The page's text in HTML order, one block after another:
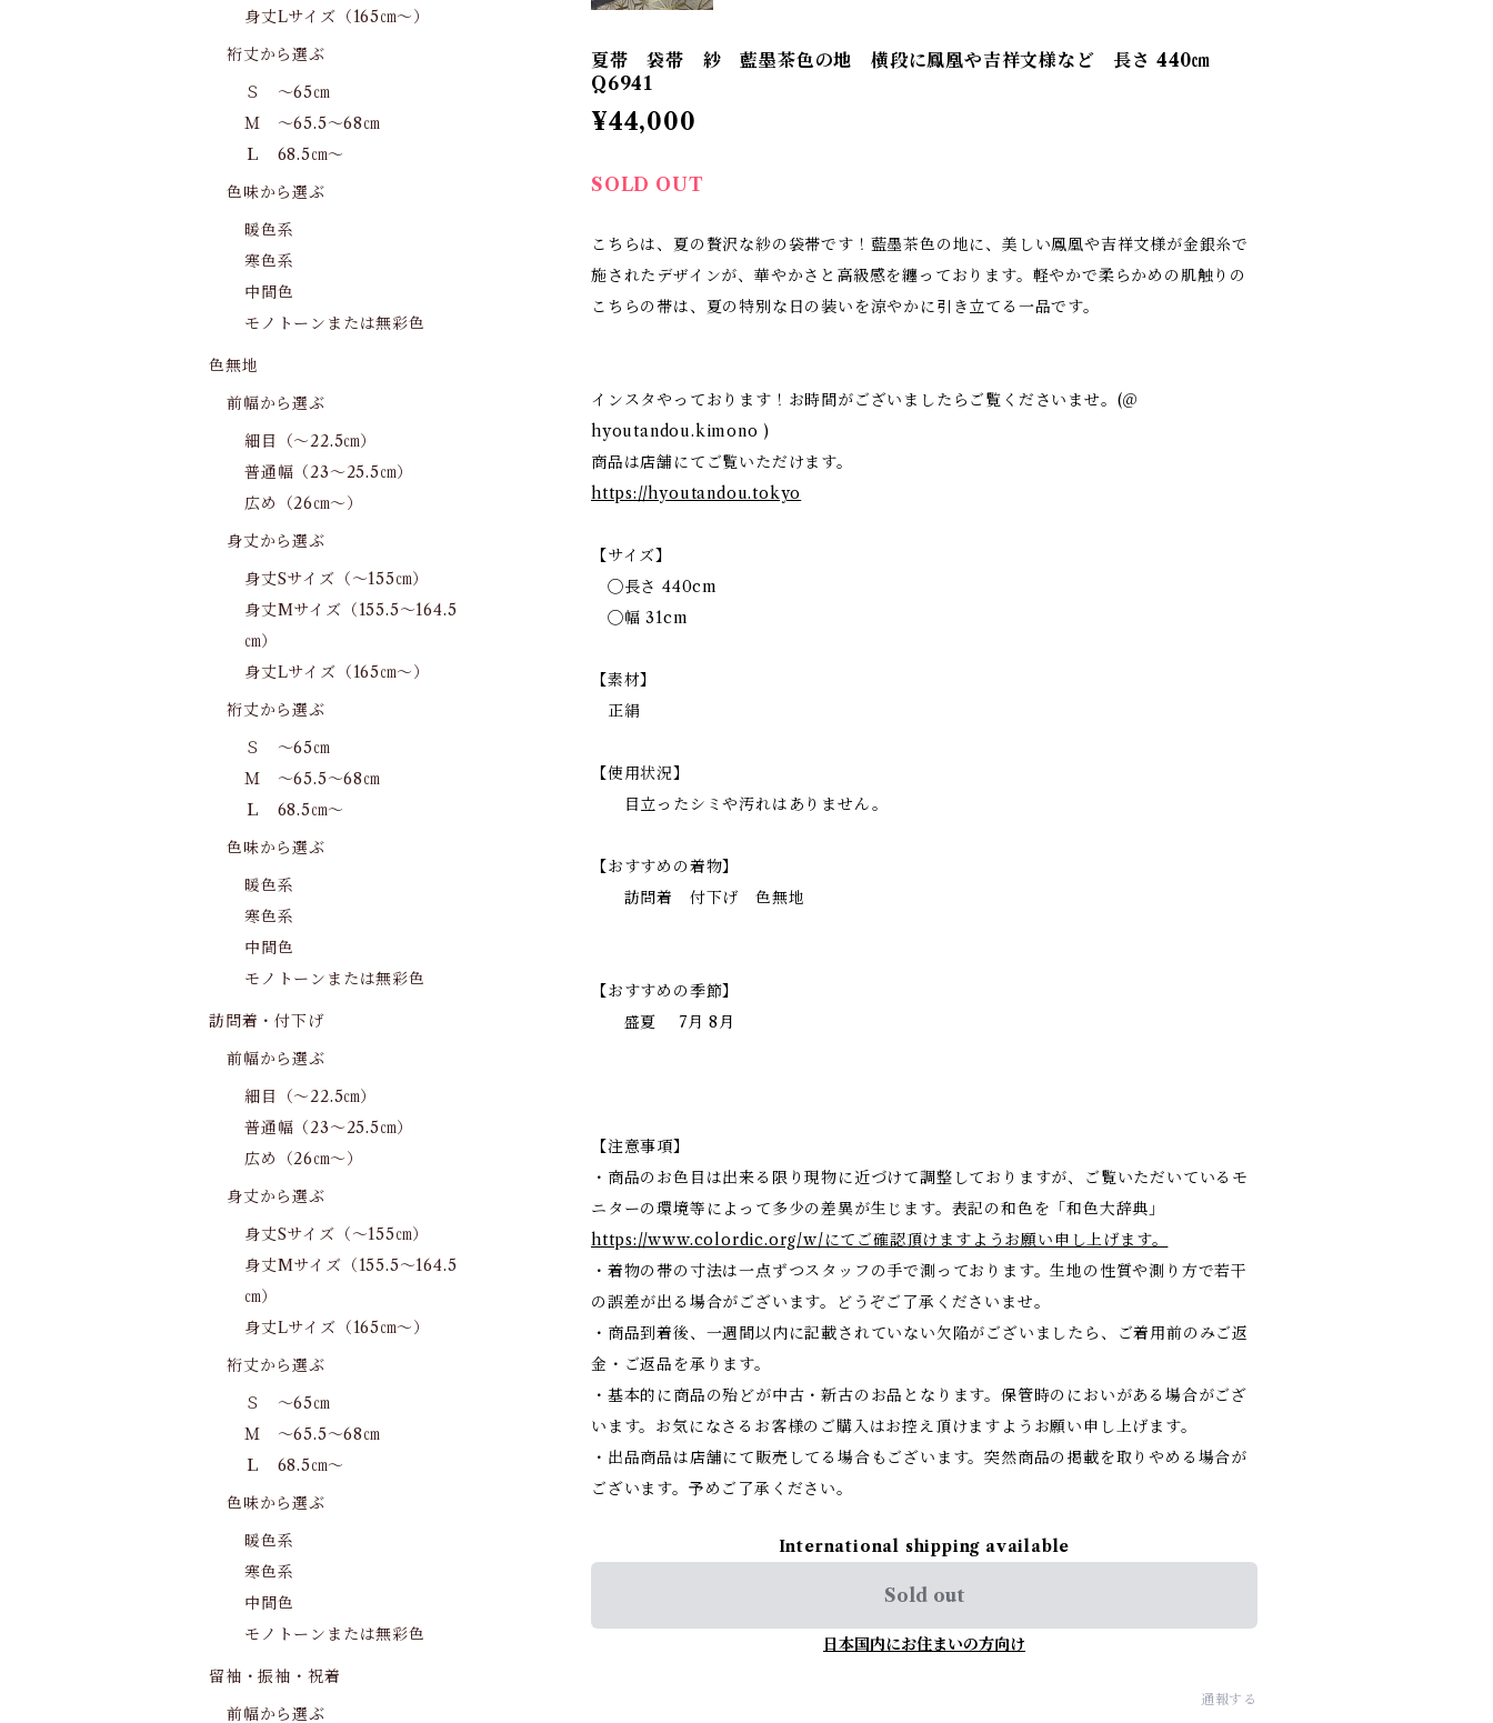
夏帯 袋帯 紗 藍墨茶色の地 横段に鳳凰や吉祥文様など 長さ 440㎝
Q6941
¥44,000
SOLD OUT
こちらは、夏の贅沢な紗の袋帯です！藍墨茶色の地に、美しい鳳凰や吉祥文様が金銀糸で
施されたデザインが、華やかさと高級感を纏っております。軽やかで柔らかめの肌触りの
こちらの帯は、夏の特別な日の装いを涼やかに引き立てる一品です。
インスタやっております！お時間がございましたらご覧くださいませ。(＠
hyoutandou.kimono )
商品は店舗にてご覧いただけます。
https://hyoutandou.tokyo
【サイズ】
◯長さ 440cm
◯幅 31cm
【素材】
正絹
【使用状況】
目立ったシミや汚れはありません。
【おすすめの着物】
訪問着 付下げ 色無地
【おすすめの季節】
盛夏 7月 8月
【注意事項】
・商品のお色目は出来る限り現物に近づけて調整しておりますが、ご覧いただいているモ
ニターの環境等によって多少の差異が生じます。表記の和色を「和色大辞典」
https://www.colordic.org/w/にてご確認頂けますようお願い申し上げます。
・着物の帯の寸法は一点ずつスタッフの手で測っております。生地の性質や測り方で若干
の誤差が出る場合がございます。どうぞご了承くださいませ。
・商品到着後、一週間以内に記載されていない欠陥がございましたら、ご着用前のみご返
金・ご返品を承ります。
・基本的に商品の殆どが中古・新古のお品となります。保管時のにおいがある場合がござ
います。お気になさるお客様のご購入はお控え頂けますようお願い申し上げます。
・出品商品は店舗にて販売してる場合もございます。突然商品の掲載を取りやめる場合が
ございます。予めご了承ください。
International shipping available
Sold out
日本国内にお住まいの方向け
通報する
身丈Lサイズ（165㎝～）
裄丈から選ぶ
Ｓ ～65㎝
Ｍ ～65.5～68㎝
Ｌ 68.5㎝～
色味から選ぶ
暖色系
寒色系
中間色
モノトーンまたは無彩色
色無地
前幅から選ぶ
細目（～22.5㎝）
普通幅（23～25.5㎝）
広め（26㎝～）
身丈から選ぶ
身丈Sサイズ（～155㎝）
身丈Mサイズ（155.5～164.5
㎝）
身丈Lサイズ（165㎝～）
裄丈から選ぶ
Ｓ ～65㎝
Ｍ ～65.5～68㎝
Ｌ 68.5㎝～
色味から選ぶ
暖色系
寒色系
中間色
モノトーンまたは無彩色
訪問着・付下げ
前幅から選ぶ
細目（～22.5㎝）
普通幅（23～25.5㎝）
広め（26㎝～）
身丈から選ぶ
身丈Sサイズ（～155㎝）
身丈Mサイズ（155.5～164.5
㎝）
身丈Lサイズ（165㎝～）
裄丈から選ぶ
Ｓ ～65㎝
Ｍ ～65.5～68㎝
Ｌ 68.5㎝～
色味から選ぶ
暖色系
寒色系
中間色
モノトーンまたは無彩色
留袖・振袖・祝着
前幅から選ぶ